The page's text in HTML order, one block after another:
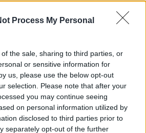
Process My Personal
the sale, sharing to third parties, or
or sensitive information for
us, please use the below opt-out
selection. Please note that after your
you may continue seeing
on personal information utilized by
disclosed to third parties prior to
separately opt-out of the further
tego nie dziwią głosy o
personalnych, które
początku transferowej szufli
Kukharsjkyj, niemniej od kilku
los nastolatka podzielić mogą
– Denis "electroNic" Sharipov oraz